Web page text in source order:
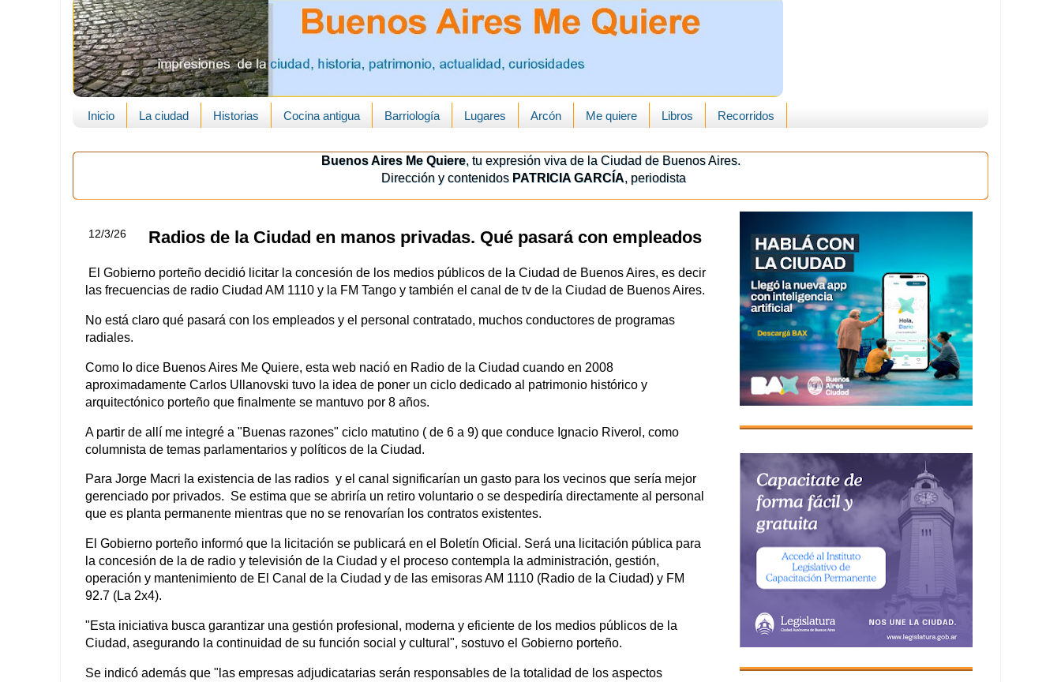
Inicio La ciudad Historias Cocina antigua Barriología Lugares Arcón Me quiere Libros Recorridos
Buenos Aires Me Quiere, tu expresión viva de la Ciudad de Buenos Aires.
Dirección y contenidos PATRICIA GARCÍA, periodista
12/3/26 Radios de la Ciudad en manos privadas. Qué pasará con empleados
El Gobierno porteño decidió licitar la concesión de los medios públicos de la Ciudad de Buenos Aires, es decir
las frecuencias de radio Ciudad AM 1110 y la FM Tango y también el canal de tv de la Ciudad de Buenos Aires.
No está claro qué pasará con los empleados y el personal contratado, muchos conductores de programas
radiales.
Como lo dice Buenos Aires Me Quiere, esta web nació en Radio de la Ciudad cuando en 2008
aproximadamente Carlos Ullanovski tuvo la idea de poner un ciclo dedicado al patrimonio histórico y
arquitectónico porteño que finalmente se mantuvo por 8 años.
A partir de allí me integré a "Buenas razones" ciclo matutino ( de 6 a 9) que conduce Ignacio Riverol, como
columnista de temas parlamentarios y políticos de la Ciudad.
Para Jorge Macri la existencia de las radios y el canal significarían un gasto para los vecinos que sería mejor
gerenciado por privados. Se estima que se abriría un retiro voluntario o se despediría directamente al personal
que es planta permanente mientras que no se renovarían los contratos existentes.
El Gobierno porteño informó que la licitación se publicará en el Boletín Oficial. Será una licitación pública para
la concesión de la de radio y televisión de la Ciudad y el proceso contempla la administración, gestión,
operación y mantenimiento de El Canal de la Ciudad y de las emisoras AM 1110 (Radio de la Ciudad) y FM
92.7 (La 2x4).
"Esta iniciativa busca garantizar una gestión profesional, moderna y eficiente de los medios públicos de la
Ciudad, asegurando la continuidad de su función social y cultural", sostuvo el Gobierno porteño.
Se indicó además que "las empresas adjudicatarias serán responsables de la totalidad de los aspectos